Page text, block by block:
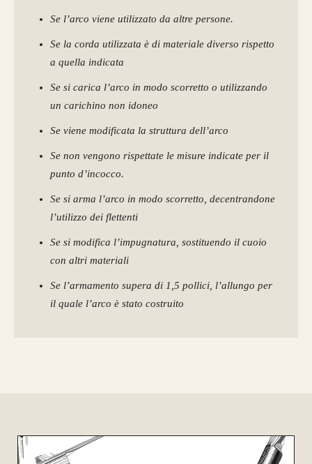
Se l’arco viene utilizzato da altre persone.
Se la corda utilizzata è di materiale diverso rispetto
a quella indicata
Se si carica l’arco in modo scorretto o utilizzando
un carichino non idoneo
Se viene modificata la struttura dell’arco
Se non vengono rispettate le misure indicate per il
punto d’incocco.
Se si arma l’arco in modo scorretto, decentrandone
l’utilizzo dei flettenti
Se si modifica l’impugnatura, sostituendo il cuoio
con altri materiali
Se l’armamento supera di 1,5 pollici, l’allungo per
il quale l’arco è stato costruito